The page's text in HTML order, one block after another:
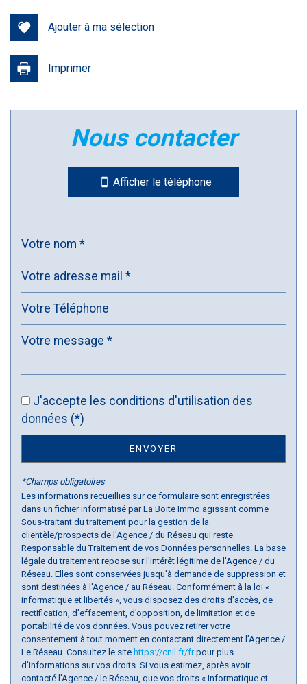
−
École primaire
Lycée
Bibliothèque
Mairie
Nombre d'habitants
14 271
Propriétaires (vs. locataires)
62,55 %
Taxe habitation
Taxe foncière
20,72 %
Habitants de moins de 25 ans
14,61 %
Habitants de 25 à 55 ans
21,41 %
Habitants de plus de 55 ans
Nombre d'enfants par famille
0,43
Familles sans enfant
Ajouter à ma sélection
Imprimer
nous contacter
Afficher le téléphone
J'accepte les conditions d'utilisation des
données (*)
ENVOYER
*Champs obligatoires
Les informations recueillies sur ce formulaire sont enregistrées
dans un fichier informatisé par La Boite Immo agissant comme
Sous-traitant du traitement pour la gestion de la
clientèle/prospects de l'Agence / du Réseau qui reste
Responsable du Traitement de vos Données personnelles. La base
légale du traitement repose sur l'intérêt légitime de l'Agence / du
Réseau. Elles sont conservées jusqu'à demande de suppression et
sont destinées à l'Agence / au Réseau. Conformément à la loi «
informatique et libertés », vous disposez des droits d’accès, de
rectification, d’effacement, d’opposition, de limitation et de
portabilité de vos données. Vous pouvez retirer votre
consentement à tout moment en contactant directement l’Agence /
Le Réseau. Consultez le site https://cnil.fr/frpour plus
d’informations sur vos droits. Si vous estimez, après avoir
contacté l'Agence / le Réseau, que vos droits « Informatique et